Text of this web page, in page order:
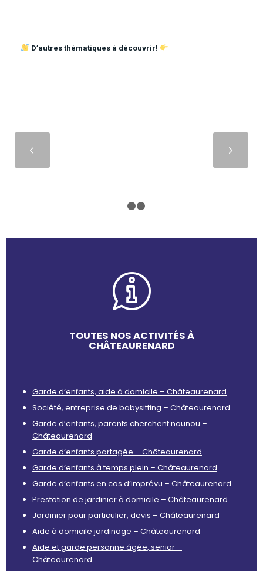
D’autres thématiques à découvrir!
TOUTES NOS ACTIVITÉS À
CHÂTEAURENARD
Garde d’enfants, aide à domicile – Châteaurenard
Société, entreprise de babysitting – Châteaurenard
Garde d’enfants, parents cherchent nounou –
Châteaurenard
Garde d’enfants partagée – Châteaurenard
Garde d’enfants à temps plein – Châteaurenard
Garde d’enfants en cas d’imprévu – Châteaurenard
Prestation de jardinier à domicile – Châteaurenard
Jardinier pour particulier, devis – Châteaurenard
Aide à domicile jardinage – Châteaurenard
Aide et garde personne âgée, senior –
Châteaurenard